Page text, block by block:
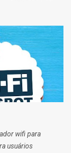
que em alguns
no plano
136 a 139, 443,
planos domésticos,
wifi para
usuários